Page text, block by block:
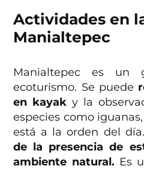
Actividades en
Manialtepec
Manialtepec es un
ecoturismo. Se puede
en kayak y la
especies como
está a la orden del día.
de la presencia de
ambiente natural. Es